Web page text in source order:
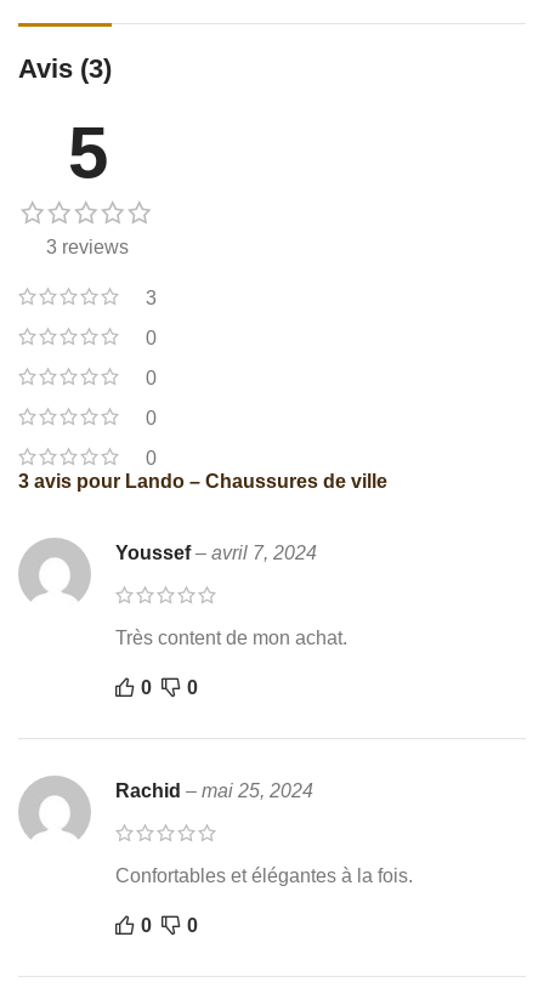
Avis (3)
5
3 reviews
3
0
0
0
0
3 avis pour Lando – Chaussures de ville
Youssef– avril 7, 2024
Très content de mon achat.
0 0
Rachid – mai 25, 2024
Confortables et élégantes à la fois.
0 0